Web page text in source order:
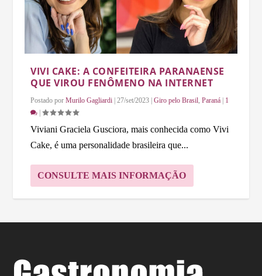
VIVI CAKE: A CONFEITEIRA PARANAENSE
QUE VIROU FENÔMENO NA INTERNET
Postado porMurilo Gagliardi |27/set/2023 |Giro pelo Brasil,Paraná
1
|
Viviani Graciela Gusciora, mais conhecida como Vivi
Cake, é uma personalidade brasileira que...
CONSULTE MAIS INFORMAÇÃO